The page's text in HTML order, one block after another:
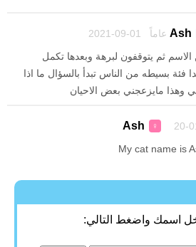
Ash
ثم يتوقفون لبرهة وبعدها تكمل
فئة بسيطه من الناس تبدأ بالسؤال ما اذا
وهذا مايزعجني بعض الاحيان
Ash ♀ 20-
My cat name is
اسمك واضغط التالي: